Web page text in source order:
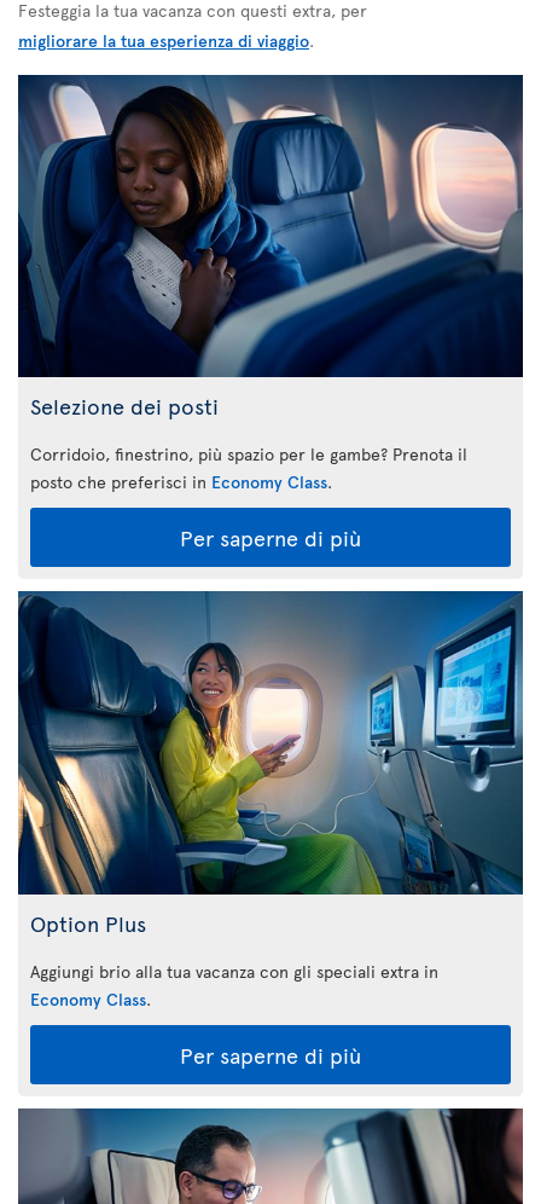
Festeggia la tua vacanza con questi extra, per
migliorare la tua esperienza di viaggio.
Selezione dei posti
Corridoio, finestrino, più spazio per le gambe? Prenota il
posto che preferisci in Economy Class.
Per saperne di più
Option Plus
Aggiungi brio alla tua vacanza con gli speciali extra in
Economy Class.
Per saperne di più